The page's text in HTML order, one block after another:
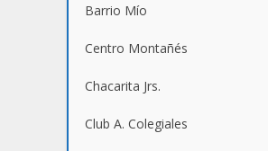
Barrio Mío
Centro Montañés
Chacarita Jrs.
Club A. Colegiales